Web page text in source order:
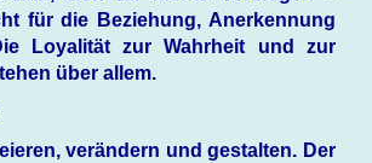
für die Beziehung, Anerkennung
Loyalität zur Wahrheit und zur
über allem.
verändern und gestalten. Der